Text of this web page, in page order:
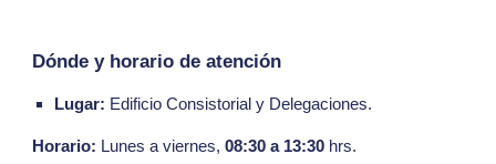
Dónde y horario de atención
Lugar: Edificio Consistorial y Delegaciones.
Horario: Lunes a viernes,08:30 a 13:30 hrs.